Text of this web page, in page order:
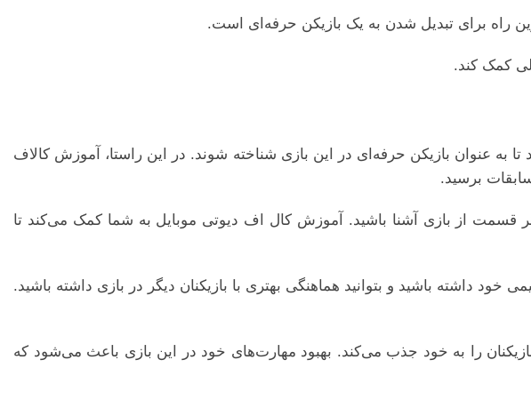
راه برای تبدیل شدن به یک بازیکن حرفه‌ای است.
کمک کند.
به عنوان بازیکن حرفه‌ای در این بازی شناخته شوند. در این راستا، آموزش کالاف
برسید.
قسمت از بازی آشنا باشید. آموزش کال اف دیوتی موبایل به شما کمک می‌کند تا
داشته باشید و بتوانید هماهنگی بهتری با بازیکنان دیگر در بازی داشته باشید.
را به خود جذب می‌کند. بهبود مهارت‌های خود در این بازی باعث می‌شود که